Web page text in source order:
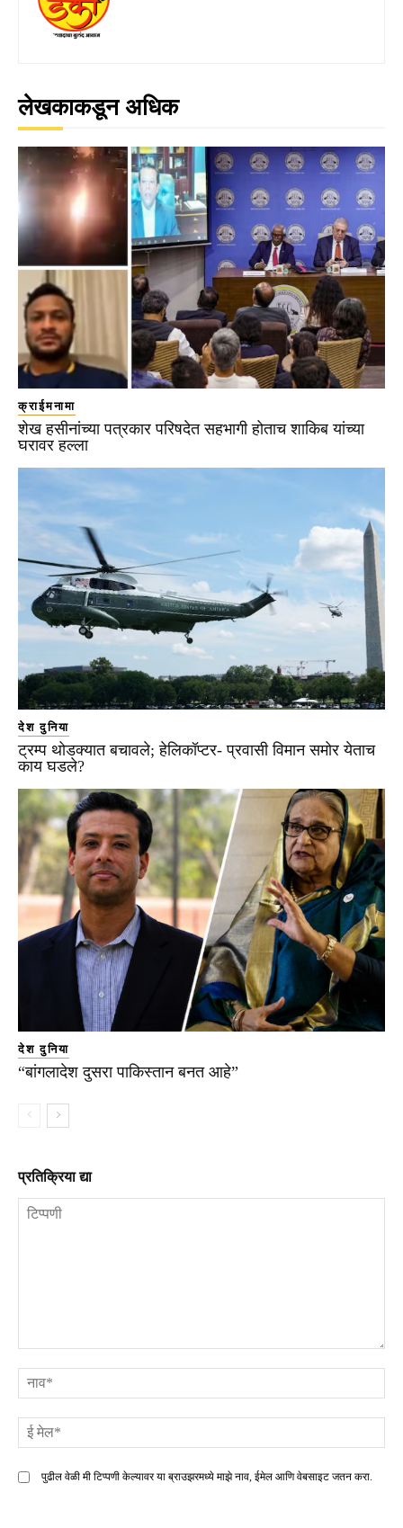
लेखकाकडून अधिक
क्राईमनामा
शेख हसीनांच्या पत्रकार परिषदेत सहभागी होताच शाकिब यांच्या
घरावर हल्ला
देश दुनिया
ट्रम्प थोडक्यात बचावले; हेलिकॉप्टर- प्रवासी विमान समोर येताच
काय घडले?
देश दुनिया
“बांगलादेश दुसरा पाकिस्तान बनत आहे”
प्रतिक्रिया द्या
पुढील वेळी मी टिप्पणी केल्यावर या ब्राउझरमध्ये माझे नाव, ईमेल आणि वेबसाइट जतन करा.